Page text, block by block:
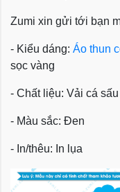
Zumi xin gửi tới bạn
- Kiểu dáng: Áo thun
sọc vàng
- Chất liệu: Vải cá
- Màu sắc: Đen
- In/thêu: In lụa